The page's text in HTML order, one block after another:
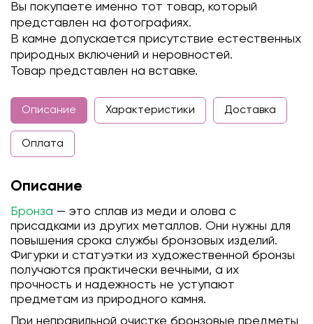
Вы покупаете именно тот товар, который
представлен на фотографиях.
В камне допускается присутствие естественных
природных включений и неровностей.
Товар представлен на вставке.
Описание Характеристики Доставка
Оплата
Описание
Бронза — это сплав из меди и олова с
присадками из других металлов. Они нужны для
повышения срока службы бронзовых изделий.
Фигурки и статуэтки из художественной бронзы
получаются практически вечными, а их
прочность и надежность не уступают
предметам из природного камня.
При неправильной очистке бронзовые предметы